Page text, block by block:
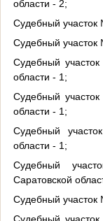
области - 2;
Судебный участок
Судебный участок
Судебный
области - 1;
Судебный
области - 1;
Судебный
области - 1;
Судебный
Саратовской
Судебный участок